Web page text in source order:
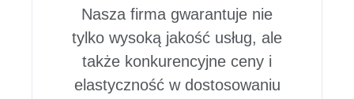
Nasza firma gwarantuje nie
tylko wysoką jakość usług, ale
także konkurencyjne ceny i
elastyczność w dostosowaniu